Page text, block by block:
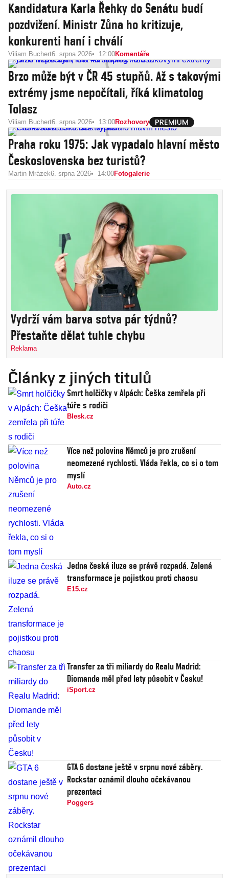
Kandidatura Karla Řehky do Senátu budí
pozdvižení. Ministr Zůna ho kritizuje,
konkurenti haní i chválí
Viliam Buchert6. srpna 2026 12:00Komentáře
Brzo může být v ČR 45 stupňů. Až s takovými
extrémy jsme nepočítali, říká klimatolog
Tolasz
Viliam Buchert6. srpna 2026 13:00Rozhovory
Praha roku 1975: Jak vypadalo hlavní město
Československa bez turistů?
Martin Mrázek6. srpna 2026 14:00Fotogalerie
Vydrží vám barva sotva pár týdnů?
Přestaňte dělat tuhle chybu
Reklama
Články z jiných titulů
Smrt holčičky v Alpách: Češka zemřela při
túře s rodiči
Blesk.cz
Více než polovina Němců je pro zrušení
neomezené rychlosti. Vláda řekla, co si o tom
myslí
Auto.cz
Jedna česká iluze se právě rozpadá. Zelená
transformace je pojistkou proti chaosu
E15.cz
Transfer za tři miliardy do Realu Madrid:
Diomande měl před lety působit v Česku!
iSport.cz
GTA 6 dostane ještě v srpnu nové záběry.
Rockstar oznámil dlouho očekávanou
prezentaci
Poggers